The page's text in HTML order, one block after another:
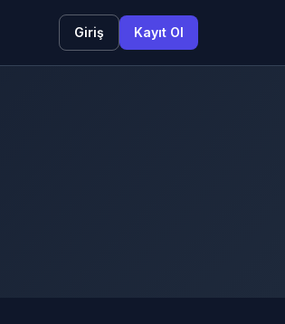
Giriş Kayıt Ol